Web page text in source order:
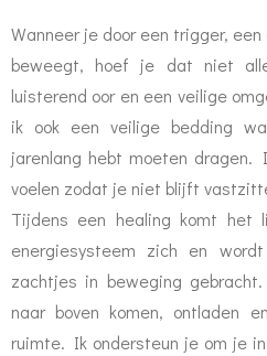
Wanneer je door een trigger,
beweegt, hoef je dat niet
luisterend oor en een veilige
ik ook een veilige bedding
jarenlang hebt moeten dragen.
voelen zodat je niet blijft
Tijdens een healing komt het
energiesysteem zich en
zachtjes in beweging
naar boven komen, ontladen
ruimte. Ik ondersteun je om je